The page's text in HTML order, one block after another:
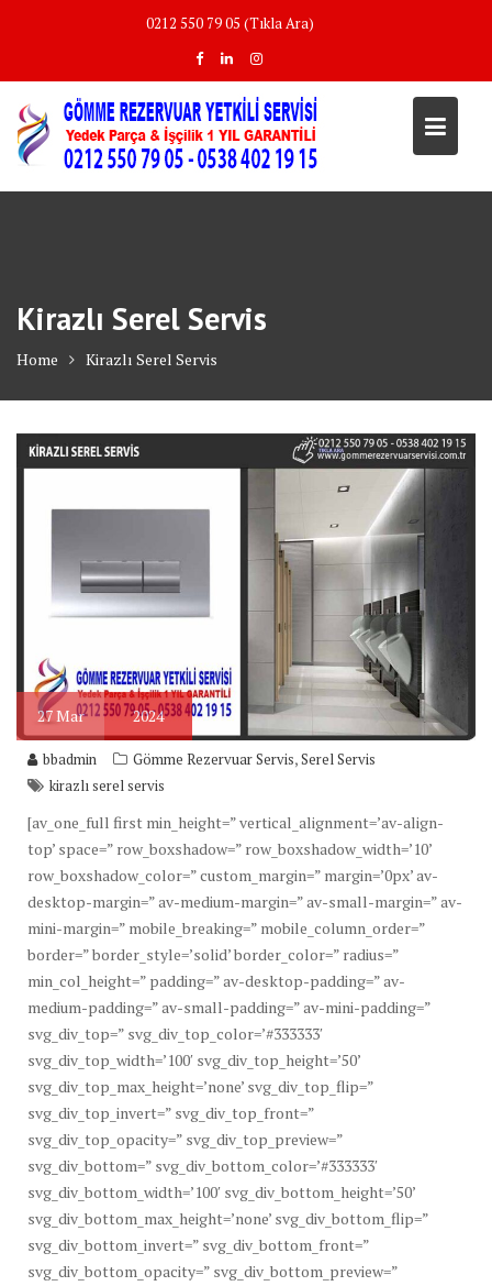
0212 550 79 05 (Tıkla Ara)
Kirazlı Serel Servis
Home Kirazlı Serel Servis
27Mar 2024
bbadmin Gömme Rezervuar Servis,Serel Servis
kirazlı serel servis
[av_one_full first min_height=” vertical_alignment=’av-align-
top’ space=” row_boxshadow=” row_boxshadow_width=’10’
row_boxshadow_color=” custom_margin=” margin=’0px’ av-
desktop-margin=” av-medium-margin=” av-small-margin=” av-
mini-margin=” mobile_breaking=” mobile_column_order=”
border=” border_style=’solid’ border_color=” radius=”
min_col_height=” padding=” av-desktop-padding=” av-
medium-padding=” av-small-padding=” av-mini-padding=”
svg_div_top=” svg_div_top_color=’#333333′
svg_div_top_width=’100′ svg_div_top_height=’50’
svg_div_top_max_height=’none’ svg_div_top_flip=”
svg_div_top_invert=” svg_div_top_front=”
svg_div_top_opacity=” svg_div_top_preview=”
svg_div_bottom=” svg_div_bottom_color=’#333333′
svg_div_bottom_width=’100′ svg_div_bottom_height=’50’
svg_div_bottom_max_height=’none’ svg_div_bottom_flip=”
svg_div_bottom_invert=” svg_div_bottom_front=”
svg_div_bottom_opacity=” svg_div_bottom_preview=”